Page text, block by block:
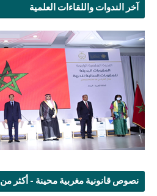
آخر الندوات واللقاءات العلمية
نصوص قانونية مغربية محينة - أكثر من 150 نص قانوني